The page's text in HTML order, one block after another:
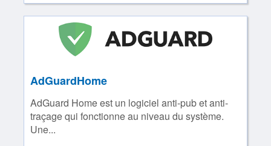
AdGuardHome
AdGuard Home est un logiciel anti-pub et anti-
traçage qui fonctionne au niveau du système.
Une...